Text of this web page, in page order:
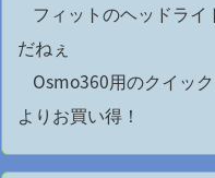
フィットのヘッドラ
だねぇ
Osmo360用のクイッ
よりお買い得！